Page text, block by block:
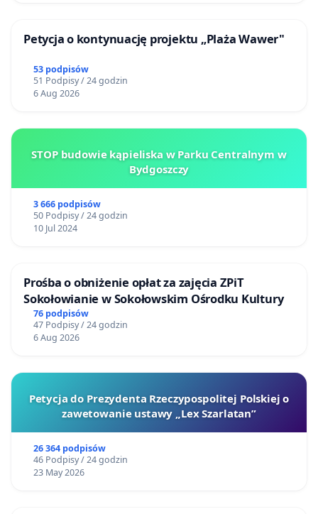
Petycja o kontynuację projektu „Plaża Wawer"
53 podpisów
51 Podpisy / 24 godzin
6 Aug 2026
STOP budowie kąpieliska w Parku Centralnym w
Bydgoszczy
3 666 podpisów
50 Podpisy / 24 godzin
10 Jul 2024
Prośba o obniżenie opłat za zajęcia ZPiT
Sokołowianie w Sokołowskim Ośrodku Kultury
76 podpisów
47 Podpisy / 24 godzin
6 Aug 2026
Petycja do Prezydenta Rzeczypospolitej Polskiej o
zawetowanie ustawy „Lex Szarlatan”
26 364 podpisów
46 Podpisy / 24 godzin
23 May 2026